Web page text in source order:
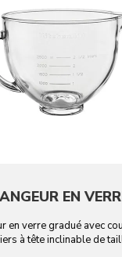
EN
en verre gradué avec
à tête inclinable de